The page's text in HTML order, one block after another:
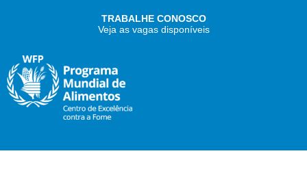
TRABALHE CONOSCO
Veja as vagas disponíveis